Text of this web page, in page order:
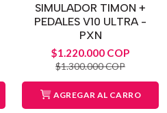
SIMULADOR TIMON +
PEDALES V10 ULTRA -
PXN
$1.220.000 COP
$1.300.000 COP
AGREGAR AL CARRO